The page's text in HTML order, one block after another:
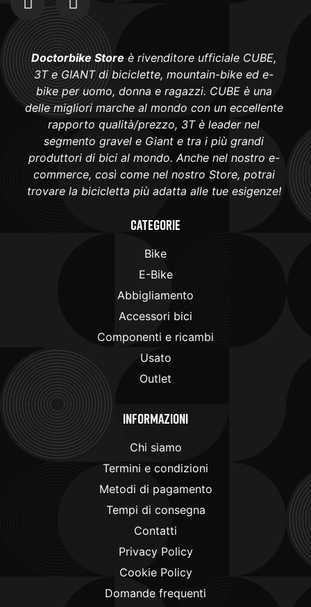
Doctorbike Store è rivenditore ufficiale CUBE,
3T e GIANT di biciclette, mountain-bike ed e-
bike per uomo, donna e ragazzi. CUBE è una
delle migliori marche al mondo con un eccellente
rapporto qualità/prezzo, 3T è leader nel
segmento gravel e Giant e tra i più grandi
produttori di bici al mondo. Anche nel nostro e-
commerce, così come nel nostro Store, potrai
trovare la bicicletta più adatta alle tue esigenze!
Categorie
Bike
E-Bike
Abbigliamento
Accessori bici
Componenti e ricambi
Usato
Outlet
Informazioni
Chi siamo
Termini e condizioni
Metodi di pagamento
Tempi di consegna
Contatti
Privacy Policy
Cookie Policy
Domande frequenti